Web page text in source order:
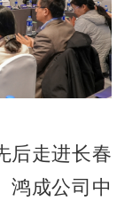
走进长春
鸿成公司中